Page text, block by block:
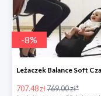
-8%
707.48 zł769.00 zł*